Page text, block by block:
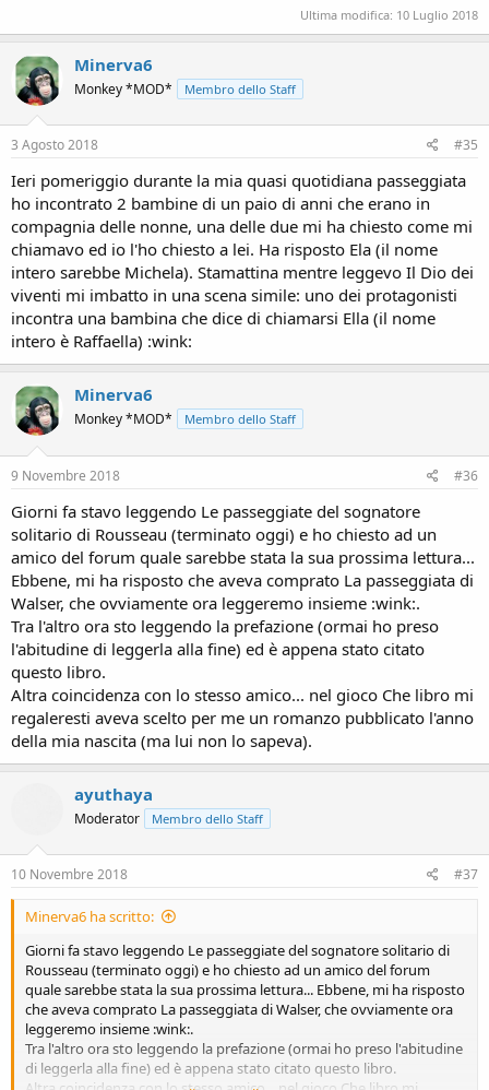
Ultima modifica: 10 Luglio 2018
Minerva6
Monkey *MOD* Membro dello Staff
3 Agosto 2018 #35
Ieri pomeriggio durante la mia quasi quotidiana passeggiata
ho incontrato 2 bambine di un paio di anni che erano in
compagnia delle nonne, una delle due mi ha chiesto come mi
chiamavo ed io l'ho chiesto a lei. Ha risposto Ela (il nome
intero sarebbe Michela). Stamattina mentre leggevo Il Dio dei
viventi mi imbatto in una scena simile: uno dei protagonisti
incontra una bambina che dice di chiamarsi Ella (il nome
intero è Raffaella) :wink:
Minerva6
Monkey *MOD* Membro dello Staff
9 Novembre 2018 #36
Giorni fa stavo leggendo Le passeggiate del sognatore
solitario di Rousseau (terminato oggi) e ho chiesto ad un
amico del forum quale sarebbe stata la sua prossima lettura...
Ebbene, mi ha risposto che aveva comprato La passeggiata di
Walser, che ovviamente ora leggeremo insieme :wink:.
Tra l'altro ora sto leggendo la prefazione (ormai ho preso
l'abitudine di leggerla alla fine) ed è appena stato citato
questo libro.
Altra coincidenza con lo stesso amico... nel gioco Che libro mi
regaleresti aveva scelto per me un romanzo pubblicato l'anno
della mia nascita (ma lui non lo sapeva).
ayuthaya
Moderator Membro dello Staff
10 Novembre 2018 #37
Minerva6 ha scritto:
Giorni fa stavo leggendo Le passeggiate del sognatore solitario di
Rousseau (terminato oggi) e ho chiesto ad un amico del forum
quale sarebbe stata la sua prossima lettura... Ebbene, mi ha risposto
che aveva comprato La passeggiata di Walser, che ovviamente ora
leggeremo insieme :wink:.
Tra l'altro ora sto leggendo la prefazione (ormai ho preso l'abitudine
di leggerla alla fine) ed è appena stato citato questo libro.